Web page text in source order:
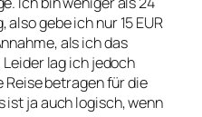
gebe ich nur 15 EUR
als ich das
lag ich jedoch
Reise betragen für die
ist ja auch logisch, wenn